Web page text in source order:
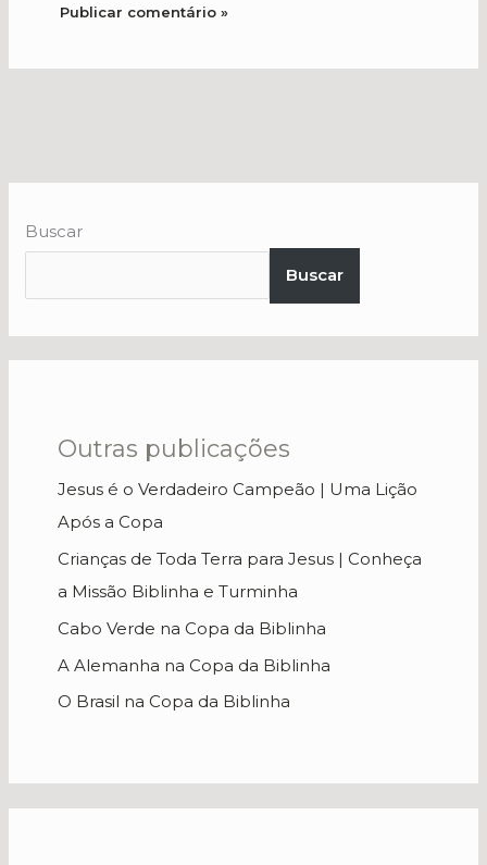
Buscar
Buscar
Outras publicações
Jesus é o Verdadeiro Campeão | Uma Lição
Após a Copa
Crianças de Toda Terra para Jesus | Conheça
a Missão Biblinha e Turminha
Cabo Verde na Copa da Biblinha
A Alemanha na Copa da Biblinha
O Brasil na Copa da Biblinha